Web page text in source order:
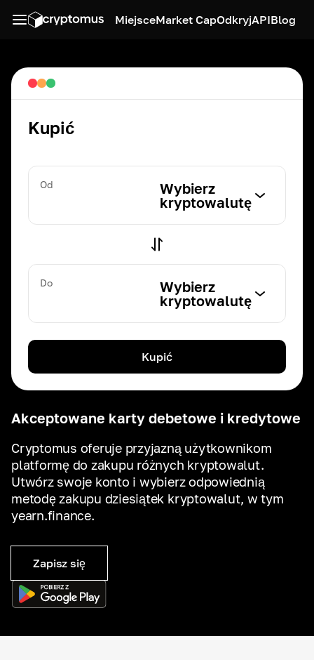
MiejsceMarket CapOdkryjAPIBlog
Akceptowane karty debetowe i kredytowe
Cryptomus oferuje przyjazną użytkownikom
platformę do zakupu różnych kryptowalut.
Utwórz swoje konto i wybierz odpowiednią
metodę zakupu dziesiątek kryptowalut, w tym
yearn.finance.
Zapisz się
Kupić
Od
Wybierz
kryptowalutę
Do
Wybierz
kryptowalutę
Kupić